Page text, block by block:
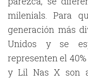
milenials. Para
generación más
Unidos y se
representen el
y Lil Nas X son